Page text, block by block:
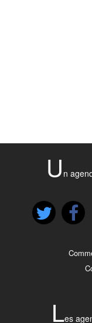
U n
Les